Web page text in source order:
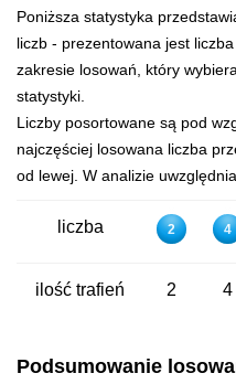
Poniższa statystyka
liczb - prezentowana jest
zakresie losowań, który
statystyki.
Liczby posortowane są pod
najczęściej losowana liczba
od lewej. W analizie
liczba 2 4
ilość trafień 2 4
Podsumowanie